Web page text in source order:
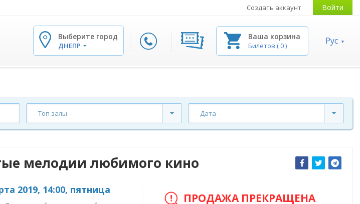
Создать аккаунт Войти
Выберите город
ДНЕПР
Ваша корзина
Билетов (0) Рус
-- Топ залы -- -- Дата --
мелодии любимого кино
2019, 14:00, пятница
ПРОДАЖА ПРЕКРАЩЕНА